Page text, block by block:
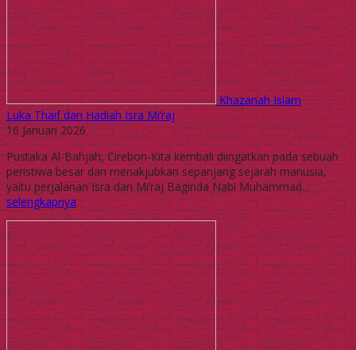
Khazanah Islam
Luka Thaif dan Hadiah Isra Mi’raj
16 Januari 2026
Pustaka Al-Bahjah, Cirebon-Kita kembali diingatkan pada sebuah
peristiwa besar dan menakjubkan sepanjang sejarah manusia,
yaitu perjalanan Isra dan Mi’raj Baginda Nabi Muhammad...
selengkapnya